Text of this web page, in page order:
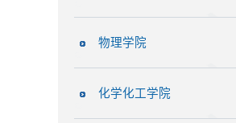
物理学院
化学化工学院